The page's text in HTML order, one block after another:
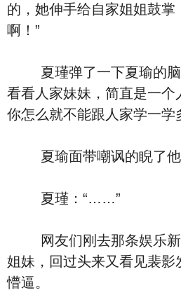
的，她伸手给自家姐姐鼓掌
啊！”
夏瑾弹了一下夏瑜的脑
看看人家妹妹，简直是一个
你怎么就不能跟人家学一学
夏瑜面带嘲讽的睨了他
夏瑾：“……”
网友们刚去那条娱乐新
姐妹，回过头来又看见裴影
懵逼。